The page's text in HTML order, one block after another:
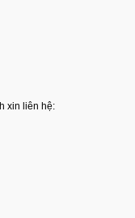
xin liên hệ: